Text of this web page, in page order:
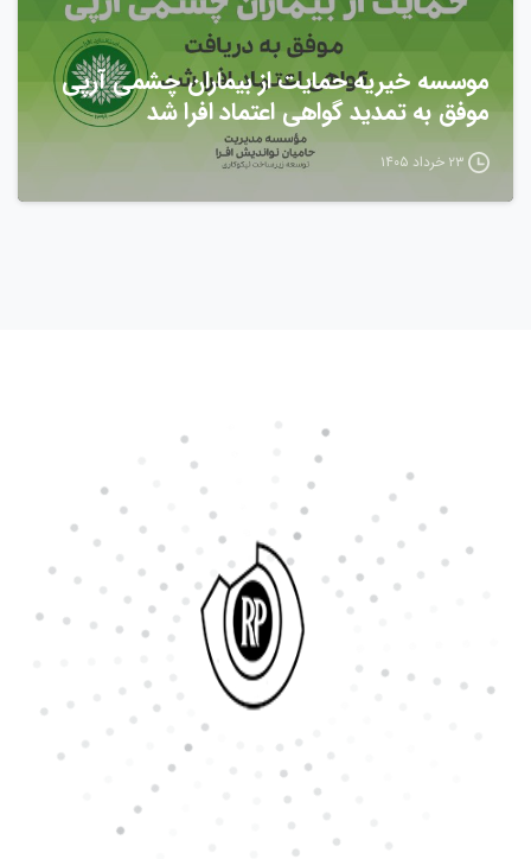
موسسه خیریه حمایت از بیماران چشمی آرپی
موفق به تمدید گواهی اعتماد افرا شد
۲۳ خرداد ۱۴۰۵